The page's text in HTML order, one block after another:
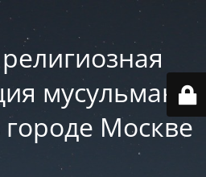
мусульман
Москве